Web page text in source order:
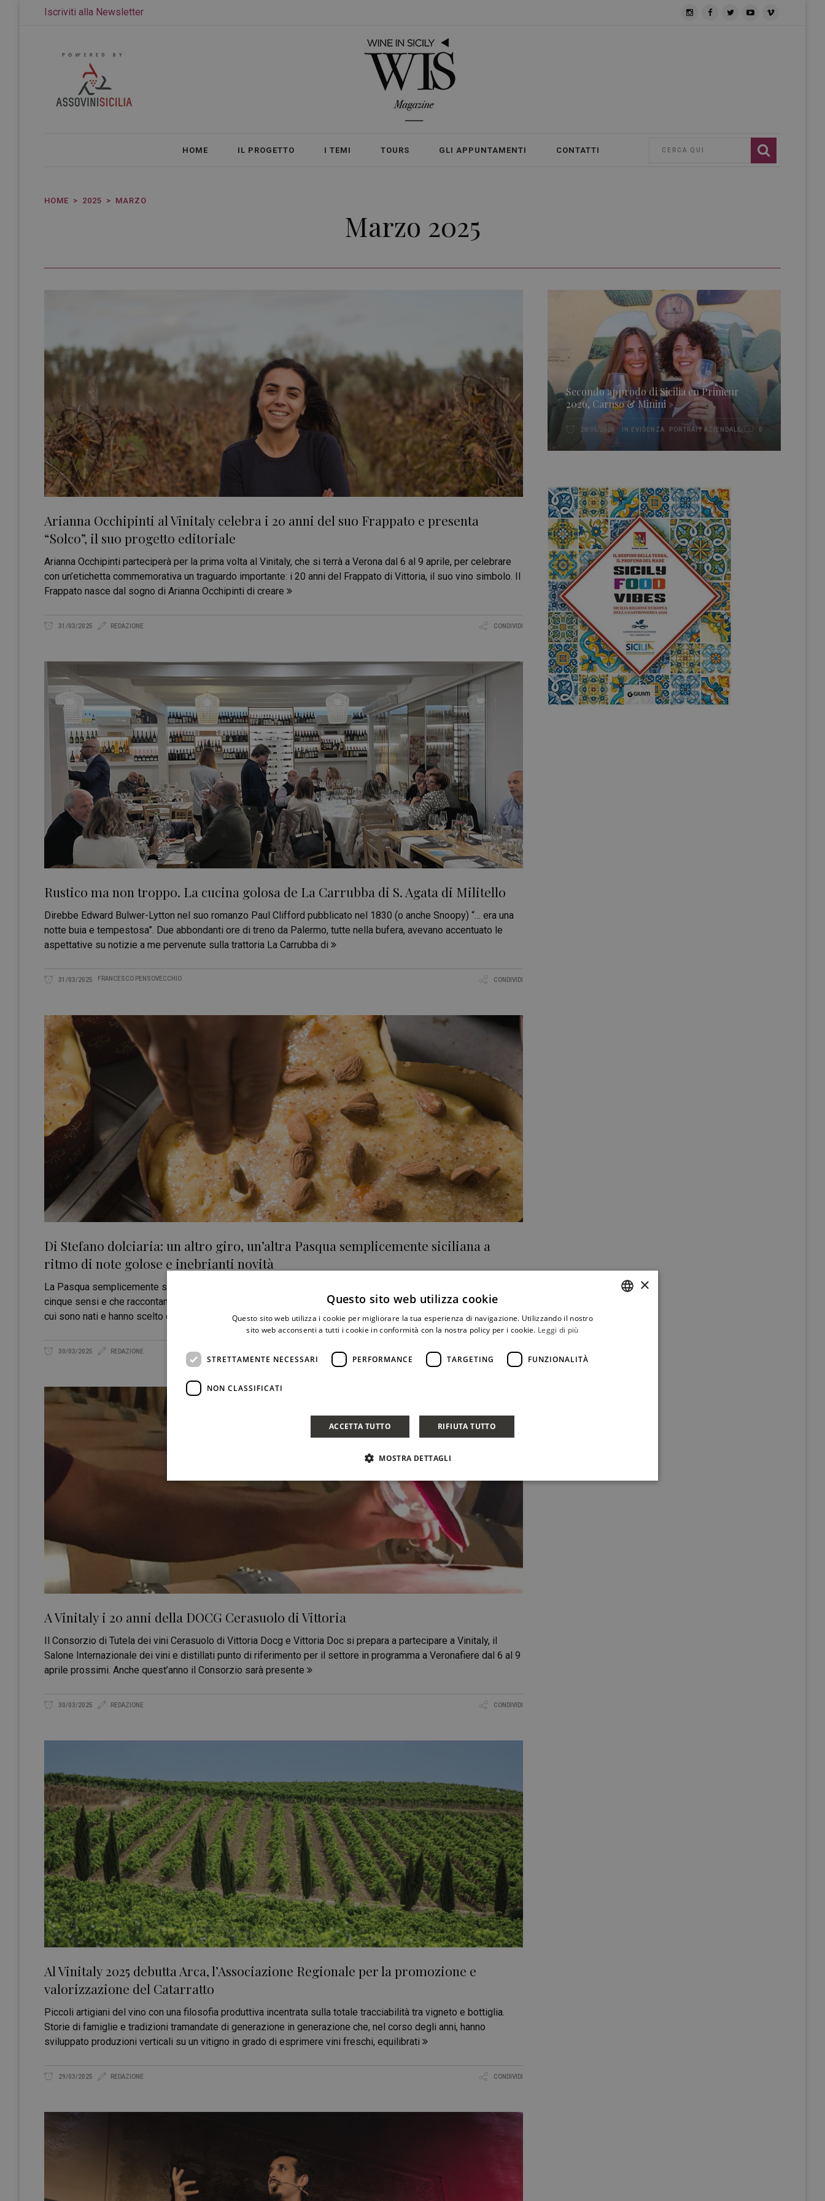
Iscriviti alla Newsletter
HOME IL PROGETTO I TEMI TOURS GLI APPUNTAMENTI CONTATTI
HOME 2025 MARZO
Marzo 2025
Arianna Occhipinti al Vinitaly celebra i 20 anni del suo Frappato e presenta
“Solco”, il suo progetto editoriale
Arianna Occhipinti parteciperà per la prima volta al Vinitaly, che si terrà a Verona dal 6 al 9 aprile, per celebrare
con un’etichetta commemorativa un traguardo importante: i 20 anni del Frappato di Vittoria, il suo vino simbolo. Il
Frappato nasce dal sogno di Arianna Occhipinti di creare
31/03/2025 REDAZIONE CONDIVIDI
Rustico ma non troppo. La cucina golosa de La Carrubba di S. Agata di Militello
Direbbe Edward Bulwer-Lytton nel suo romanzo Paul Clifford pubblicato nel 1830 (o anche Snoopy) “… era una
notte buia e tempestosa”. Due abbondanti ore di treno da Palermo, tutte nella bufera, avevano accentuato le
aspettative su notizie a me pervenute sulla trattoria La Carrubba di
31/03/2025 FRANCESCO PENSOVECCHIO CONDIVIDI
Di Stefano dolciaria: un altro giro, un’altra Pasqua semplicemente siciliana a
ritmo di note golose e inebrianti novità
La Pasqua semplicemente siciliana Di Stefano è una sinfonia di note golose e inebrianti novità dedicate ai
cinque sensi e che raccontano le tre generazioni della famiglia Di Stefano e il loro amore per la Sicilia, isola in
cui sono nati e hanno scelto di
30/03/2025 REDAZIONE CONDIVIDI
A Vinitaly i 20 anni della DOCG Cerasuolo di Vittoria
Il Consorzio di Tutela dei vini Cerasuolo di Vittoria Docg e Vittoria Doc si prepara a partecipare a Vinitaly, il
Salone Internazionale dei vini e distillati punto di riferimento per il settore in programma a Veronafiere dal 6 al 9
aprile prossimi. Anche quest’anno il Consorzio sarà presente
30/03/2025 REDAZIONE CONDIVIDI
Al Vinitaly 2025 debutta Arca, l’Associazione Regionale per la promozione e
valorizzazione del Catarratto
Piccoli artigiani del vino con una filosofia produttiva incentrata sulla totale tracciabilità tra vigneto e bottiglia.
Storie di famiglie e tradizioni tramandate di generazione in generazione che, nel corso degli anni, hanno
sviluppato produzioni verticali su un vitigno in grado di esprimere vini freschi, equilibrati
29/03/2025 REDAZIONE CONDIVIDI
Secondo approdo di Sicilia en Primeur
2026, Caruso & Minini »
28/05/2026 IN EVIDENZA PORTRAIT AZIENDALE 0
×
Questo sito web utilizza cookie
Questo sito web utilizza i cookie per migliorare la tua esperienza di navigazione. Utilizzando il nostro
sito web acconsenti a tutti i cookie in conformità con la nostra policy per i cookie. Leggi di più
STRETTAMENTE NECESSARI PERFORMANCE TARGETING FUNZIONALITÀ
NON CLASSIFICATI
ACCETTA TUTTO RIFIUTA TUTTO
MOSTRA DETTAGLI